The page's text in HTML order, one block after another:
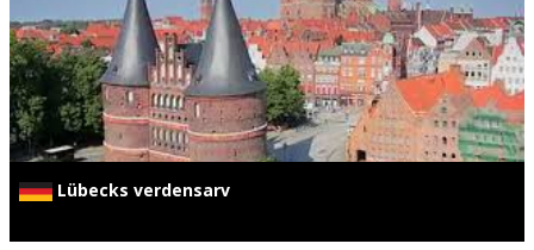
Lübecks verdensarv